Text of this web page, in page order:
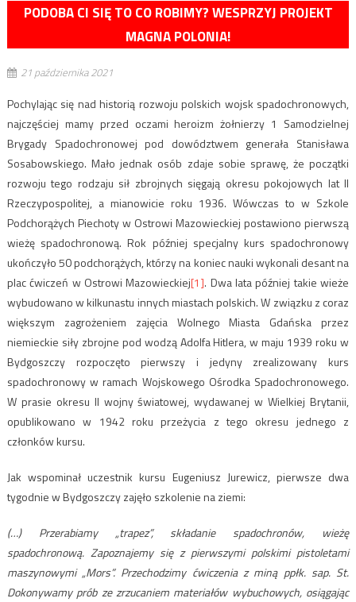
PODOBA CI SIĘ TO CO ROBIMY? WESPRZYJ PROJEKT
MAGNA POLONIA!
21 października 2021
Pochylając się nad historią rozwoju polskich wojsk spadochronowych,
najczęściej mamy przed oczami heroizm żołnierzy 1 Samodzielnej
Brygady Spadochronowej pod dowództwem generała Stanisława
Sosabowskiego. Mało jednak osób zdaje sobie sprawę, że początki
rozwoju tego rodzaju sił zbrojnych sięgają okresu pokojowych lat II
Rzeczypospolitej, a mianowicie roku 1936. Wówczas to w Szkole
Podchorążych Piechoty w Ostrowi Mazowieckiej postawiono pierwszą
wieżę spadochronową. Rok później specjalny kurs spadochronowy
ukończyło 50 podchorążych, którzy na koniec nauki wykonali desant na
plac ćwiczeń w Ostrowi Mazowieckiej[1]. Dwa lata później takie wieże
wybudowano w kilkunastu innych miastach polskich. W związku z coraz
większym zagrożeniem zajęcia Wolnego Miasta Gdańska przez
niemieckie siły zbrojne pod wodzą Adolfa Hitlera, w maju 1939 roku w
Bydgoszczy rozpoczęto pierwszy i jedyny zrealizowany kurs
spadochronowy w ramach Wojskowego Ośrodka Spadochronowego.
W prasie okresu II wojny światowej, wydawanej w Wielkiej Brytanii,
opublikowano w 1942 roku przeżycia z tego okresu jednego z
członków kursu.
Jak wspominał uczestnik kursu Eugeniusz Jurewicz, pierwsze dwa
tygodnie w Bydgoszczy zajęło szkolenie na ziemi:
(…) Przerabiamy „trapez”, składanie spadochronów, wieżę
spadochronową. Zapoznajemy się z pierwszymi polskimi pistoletami
maszynowymi „Mors”. Przechodzimy ćwiczenia z miną ppłk. sap. St.
Dokonywamy prób ze zrzucaniem materiałów wybuchowych, osiągając